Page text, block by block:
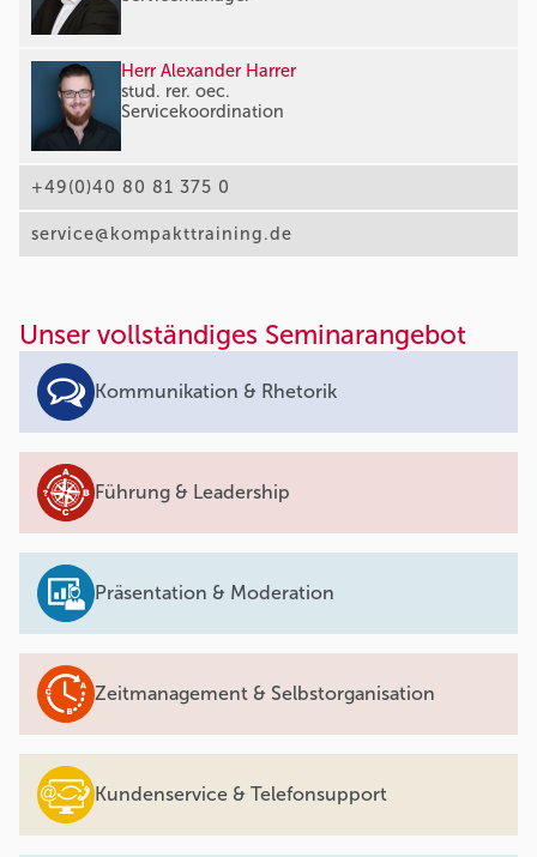
Herr Alexander Harrer
stud. rer. oec.
Servicekoordination
+49(0)40 80 81 375 0
service@kompakttraining.de
Unser vollständiges Seminarangebot
Kommunikation & Rhetorik
Führung & Leadership
Präsentation & Moderation
Zeitmanagement & Selbstorganisation
Kundenservice & Telefonsupport